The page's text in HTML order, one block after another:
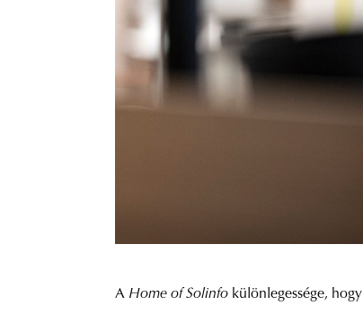
A Home of Solinfo különlegessége,